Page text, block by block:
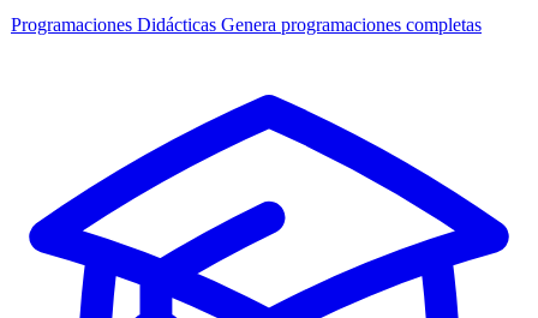
Programaciones Didácticas Genera programaciones completas